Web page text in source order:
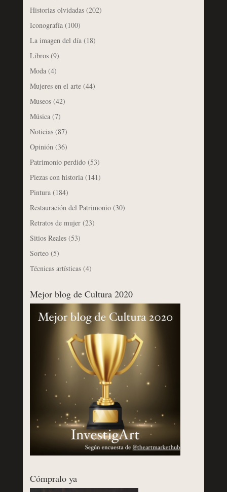
Historias olvidadas(202)
Iconografía(100)
La imagen del día(18)
Libros(9)
Moda(4)
Mujeres en el arte(44)
Museos(42)
Música(7)
Noticias(87)
Opinión (36)
Patrimonio perdido(53)
Piezas con historia(141)
Pintura(184)
Restauración del Patrimonio(30)
Retratos de mujer(23)
Sitios Reales(53)
Sorteo(5)
Técnicas artísticas(4)
Mejor blog de Cultura 2020
Cómpralo ya